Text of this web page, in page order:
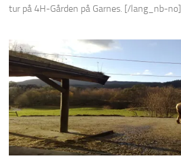
tur på 4H-Gården på Garnes. [/lang_nb-no]